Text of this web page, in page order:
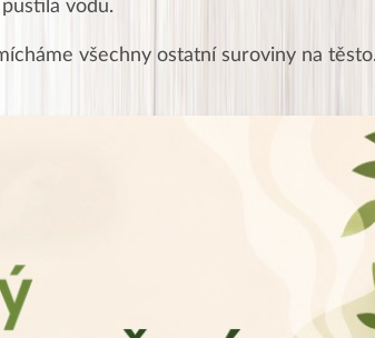
vodu.
všechny ostatní suroviny na těsto.
Moc Vám
obzvlášť velké